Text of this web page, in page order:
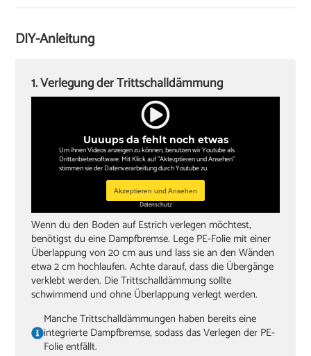
Cuttermesser
Zollstock
DIY-Anleitung
Uuuups da fehlt noch etwas
Um ihnen Videos anzeigen zu können, benutzen wir Youtube als
Drittanbietersoftware. Mit Klick auf "Aktezptieren und Ansehen"
stimmen sie der Datenverarbeitung durch Youtube zu.
Akzeptieren und Ansehen
Datenschutz
1. Verlegung der Trittschalldämmung
Wenn du den Boden auf Estrich verlegen möchtest,
benötigst du eine Dampfbremse. Lege PE-Folie mit einer
Überlappung von 20 cm aus und lass sie an den Wänden
etwa 2 cm hochlaufen. Achte darauf, dass die Übergänge
verklebt werden. Die Trittschalldämmung sollte
schwimmend und ohne Überlappung verlegt werden.
Manche Trittschalldämmungen haben bereits eine
integrierte Dampfbremse, sodass das Verlegen der PE-
Folie entfällt.